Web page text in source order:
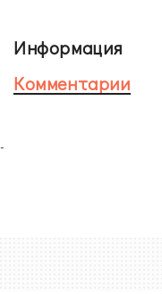
Информация
Комментарии
-